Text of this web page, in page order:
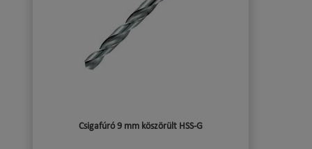
Csigafúró 9 mm köszörült HSS-G